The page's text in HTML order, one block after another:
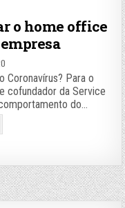
o home office
Coronavírus? Para o
cofundador da Service
do…